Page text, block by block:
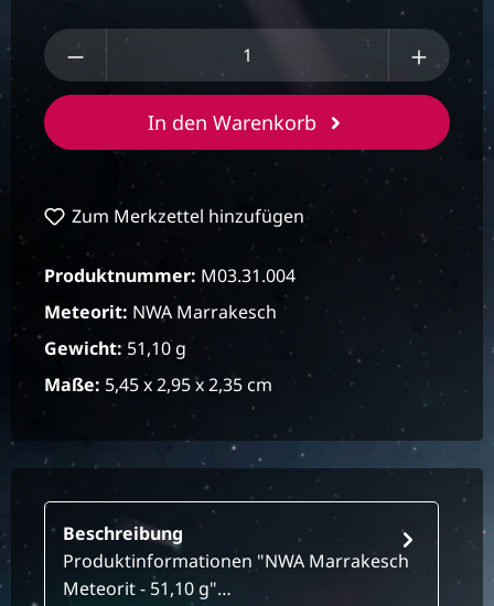
Produkt Anzahl: Gib den gewünschten
In den Warenkorb
Zum Merkzettel hinzufügen
Produktnummer: M03.31.004
Meteorit: NWA Marrakesch
Gewicht: 51,10 g
Maße: 5,45 x 2,95 x 2,35 cm
Beschreibung
Produktinformationen "NWA Marrakesch
Meteorit - 51,10 g"…